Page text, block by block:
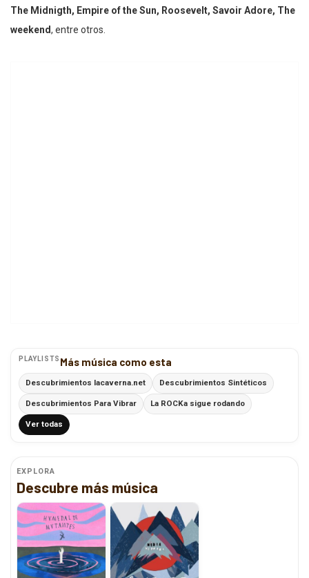
The Midnigth, Empire of the Sun, Roosevelt, Savoir Adore, The
weekend, entre otros.
PLAYLISTS Más música como esta
Descubrimientos lacaverna.net Descubrimientos Sintéticos
Descubrimientos Para Vibrar La ROCKa sigue rodando
Ver todas
EXPLORA
Descubre más música